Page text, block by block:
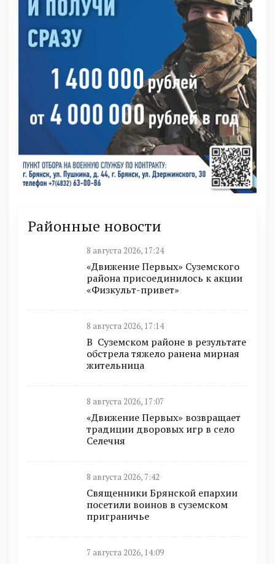
Районные новости
8 августа 2026, 17:24
«Движение Первых» Суземского
района присоединилось к акции
«Физкульт-привет»
8 августа 2026, 17:14
В Суземском районе в результате
обстрела тяжело ранена мирная
жительница
8 августа 2026, 17:07
«Движение Первых» возвращает
традиции дворовых игр в село
Селечня
8 августа 2026, 7:42
Священники Брянской епархии
посетили воинов в суземском
приграничье
7 августа 2026, 14:09